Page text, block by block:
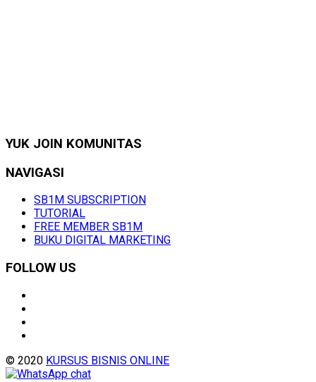
YUK JOIN KOMUNITAS
NAVIGASI
SB1M SUBSCRIPTION
TUTORIAL
FREE MEMBER SB1M
BUKU DIGITAL MARKETING
FOLLOW US
© 2020 KURSUS BISNIS ONLINE